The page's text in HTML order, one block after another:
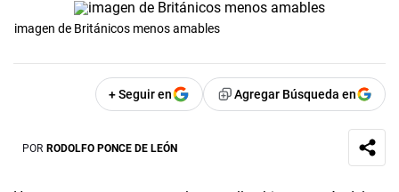
imagen de Británicos menos amables
+ Seguir en Agregar Búsqueda en
POR RODOLFO PONCE DE LEÓN